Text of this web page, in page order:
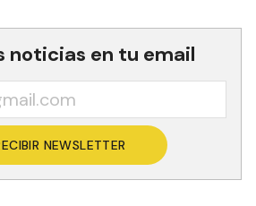
noticias en tu email
NEWSLETTER